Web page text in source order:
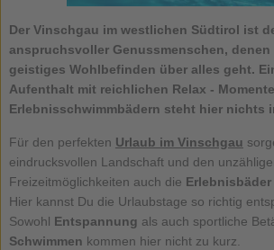
Der Vinschgau im westlichen Südtirol ist
anspruchsvoller Genussmenschen,
geistiges Wohlbefinden über alles geht.
Aufenthalt mit reichlichen Relax -
Erlebnisschwimmbädern steht hier nichts
Für den perfekten Urlaub im Vinschgau
eindrucksvollen Landschaft und den
Freizeitmöglichkeiten auch die Erlebnisbäder
Hier kannst Du die Urlaubstage so richtig
Sowohl Entspannung als auch sportliche
Schwimmen kommen hier nicht zu kurz.